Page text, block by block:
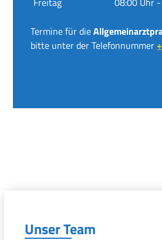
Termine für die
bitte unter der Telefonnummer
Unser Team